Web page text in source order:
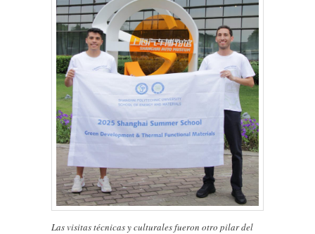
Las visitas técnicas y culturales fueron otro pilar del